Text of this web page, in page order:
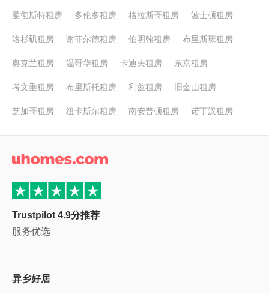
曼彻斯特租房 多伦多租房 格拉斯哥租房 波士顿租房
洛杉矶租房 谢菲尔德租房 伯明翰租房 布里斯班租房
奥克兰租房 温哥华租房 卡迪夫租房 东京租房
考文垂租房 布里斯托租房 利兹租房 旧金山租房
芝加哥租房 纽卡斯尔租房 南安普顿租房 诺丁汉租房
Trustpilot 4.9分推荐
服务优选
异乡好居